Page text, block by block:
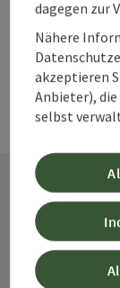
dagegen zur
Nähere
akzeptieren
Anbieter),
selbst